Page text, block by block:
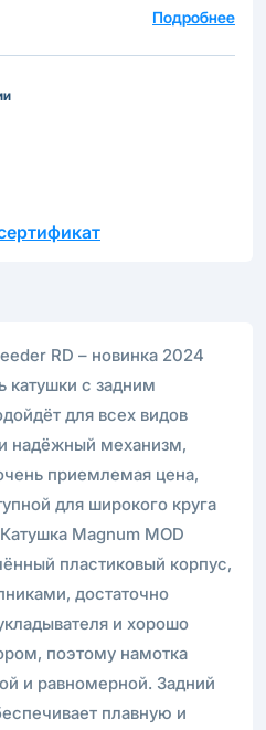
Подробнее
RD – новинка 2024
катушки с задним
для всех видов
надёжный механизм,
приемлемая цена,
для широкого круга
Magnum MOD
пластиковый корпус,
достаточно
и хорошо
поэтому намотка
и равномерной. Задний
плавную и